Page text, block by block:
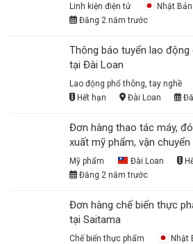
Linh kiện điện tử Nhật Bản
Đăng 2 năm trước
Thông báo tuyển lao
tại Đài Loan
Lao động phổ thông, tay nghề
Hết hạn
Đài Loan
Đơn hàng thao tác máy,
xuất mỹ phẩm, vận chuyển
Mỹ phẩm Đài Loan
Đăng 2 năm trước
Đơn hàng chế biến thực
tại Saitama
Chế biến thực phẩm Nhật